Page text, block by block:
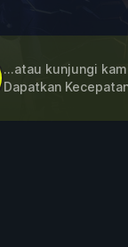
...atau kunjungi
Dapatkan